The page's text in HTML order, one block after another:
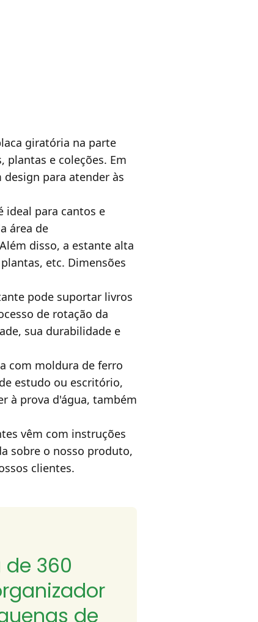
giratória na parte
plantas e coleções. Em
para atender às
ideal para cantos e
área de
disso, a estante alta
etc. Dimensões
pode suportar livros
de rotação da
sua durabilidade e
com moldura de ferro
estudo ou escritório,
à prova d'água, também
vêm com instruções
sobre o nosso produto,
clientes.
360
de